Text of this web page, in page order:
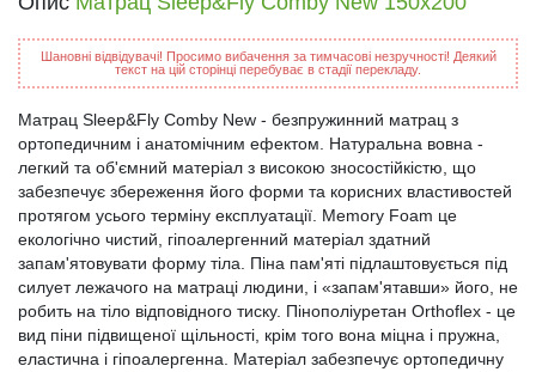
Шановні відвідувачі! Просимо вибачення за тимчасові незручності! Деякий
текст на цій сторінці перебуває в стадії перекладу.
Матрац Sleep&Fly Comby New - безпружинний матрац з
ортопедичним і анатомічним ефектом. Натуральна вовна -
легкий та об'ємний матеріал з високою зносостійкістю, що
забезпечує збереження його форми та корисних властивостей
протягом усього терміну експлуатації. Memory Foam це
екологічно чистий, гіпоалергенний матеріал здатний
запам'ятовувати форму тіла. Піна пам'яті підлаштовується під
силует лежачого на матраці людини, і «запам'ятавши» його, не
робить на тіло відповідного тиску. Пінополіуретан Orthoflex - це
вид піни підвищеної щільності, крім того вона міцна і пружна,
еластична і гіпоалергенна. Матеріал забезпечує ортопедичну